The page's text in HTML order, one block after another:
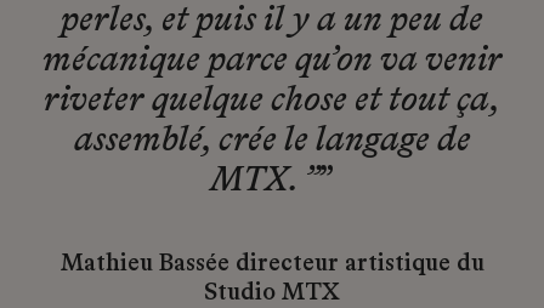
perles, et puis il y a un peu de
mécanique parce qu’on va venir
riveter quelque chose et tout ça,
assemblé, crée le langage de
MTX. ””
Mathieu Bassée directeur artistique du
Studio MTX